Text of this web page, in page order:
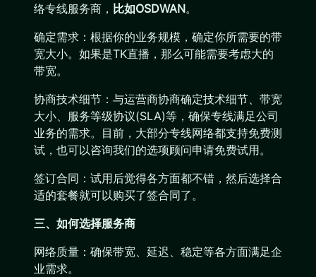
络专线服务商， 比如OSDWAN。
确定需求：根据你的业务规模，确定你所需要的带
宽大小。如果是TK直播，那么可能需要考虑大的
带宽。
协商技术细节：与运营商协商确定技术细节、带宽
大小、服务等级协议(SLA)等，确保专线满足公司
业务的需求。目前，大部分专线网络都支持免费测
试，也可以咨询我们的选项顾问申请免费试用。
签订合同：试用后觉得各方面都不错，然后选择合
适的套餐就可以购买了签合同了。
三、如何选择服务商
网络质量：确保带宽、延迟、稳定等各方面满足企
业需求。